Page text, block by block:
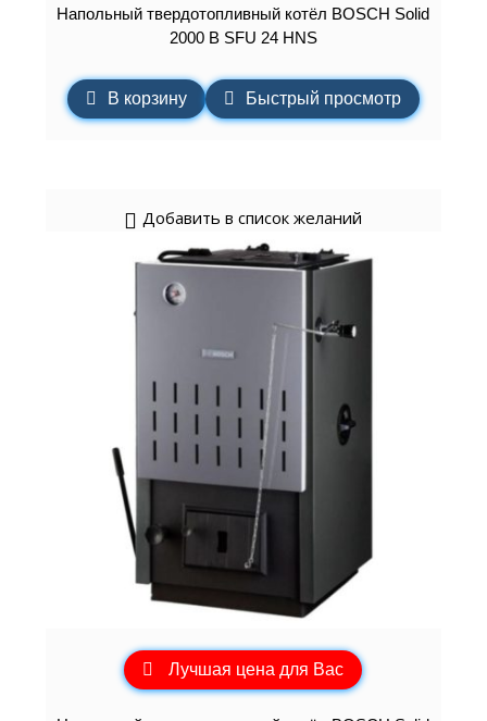
Напольный твердотопливный котёл BOSCH Solid
2000 B SFU 24 HNS
В корзину Быстрый просмотр
Добавить в список желаний
Лучшая цена для Вас